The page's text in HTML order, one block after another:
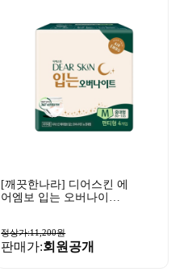
[깨끗한나라] 디어스킨 에
어엠보 입는 오버나이트
정상가:11,200원
판매가:회원공개